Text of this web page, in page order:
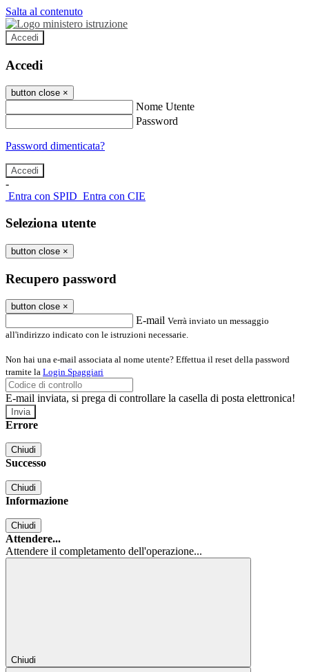
Salta al contenuto
Accedi
Accedi
button close ×
Nome Utente
Password
Password dimenticata?
-
Entra con SPID Entra con CIE
Seleziona utente
button close ×
Recupero password
button close ×
E-mail Verrà inviato un messaggio
all'indirizzo indicato con le istruzioni necessarie.
Non hai una e-mail associata al nome utente? Effettua il reset della password
tramite la Login Spaggiari
E-mail inviata, si prega di controllare la casella di posta elettronica!
Errore
Chiudi
Successo
Chiudi
Informazione
Chiudi
Attendere...
Attendere il completamento dell'operazione...
Chiudi